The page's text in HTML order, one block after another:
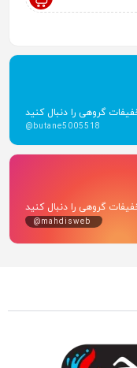
گروهی را دنبال کنید
@butane5005518
گروهی را دنبال کنید
@mahdisweb